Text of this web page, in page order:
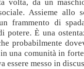
volta, da un
Assieme allo
frammento di
potere. È una
probabilmente
una comunità in
essere messo in